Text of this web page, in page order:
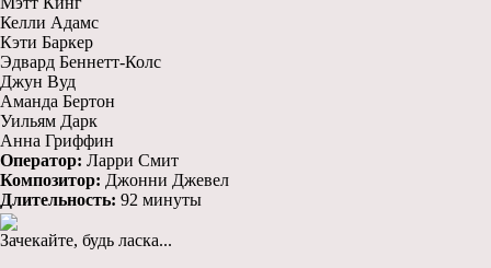
Келли Адамс
Кэти Баркер
Эдвард Беннетт-Колс
Джун Вуд
Аманда Бертон
Уильям Дарк
Анна Гриффин
Оператор: Ларри Смит
Композитор: Джонни Джевел
Длительность: 92 минуты
Зачекайте, будь ласка...